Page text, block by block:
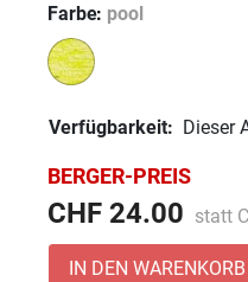
Farbe pool
Verfügbarkeit: Dieser
BERGER-PREIS
CHF 24.00 statt
IN DEN WARENKORB